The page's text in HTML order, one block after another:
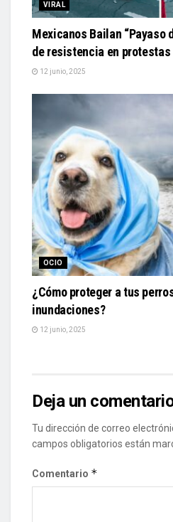
VIRAL
Mexicanos Bailan “Payaso
de resistencia en protestas
12 junio, 2025
OCIO
¿Cómo proteger a tus
inundaciones?
12 junio, 2025
Deja un
Tu dirección de correo
campos obligatorios están
Comentario *